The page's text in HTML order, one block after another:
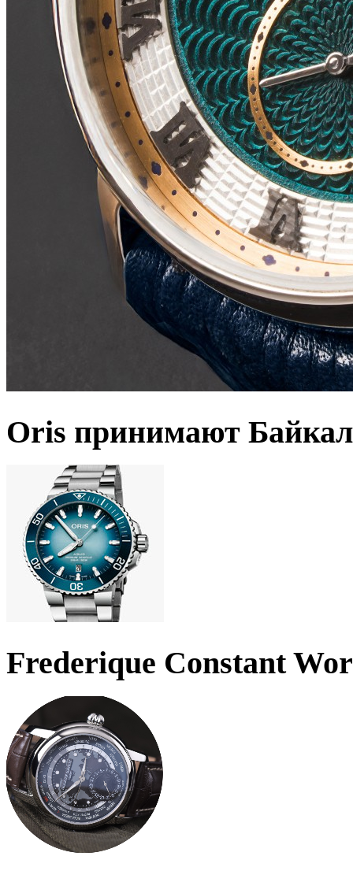
Oris принимают
Frederique Constant